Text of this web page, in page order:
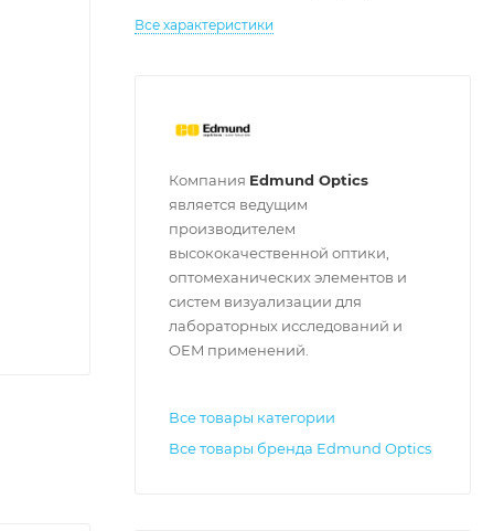
Все характеристики
Компания Edmund Optics
является ведущим
производителем
высококачественной оптики,
оптомеханических элементов и
систем визуализации для
лабораторных исследований и
OEM применений.
Все товары категории
Все товары бренда Edmund Optics